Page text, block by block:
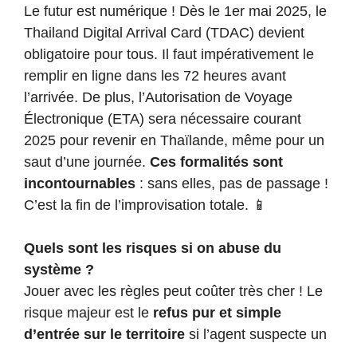
Le futur est numérique ! Dès le 1er mai 2025, le
Thailand Digital Arrival Card (TDAC) devient
obligatoire pour tous. Il faut impérativement le
remplir en ligne dans les 72 heures avant
l’arrivée. De plus, l’Autorisation de Voyage
Électronique (ETA) sera nécessaire courant
2025 pour revenir en Thaïlande, même pour un
saut d’une journée. Ces formalités sont
incontournables : sans elles, pas de passage !
C’est la fin de l’improvisation totale. 📱
Quels sont les risques si on abuse du
système ?
Jouer avec les règles peut coûter très cher ! Le
risque majeur est le refus pur et simple
d’entrée sur le territoire si l’agent suspecte un